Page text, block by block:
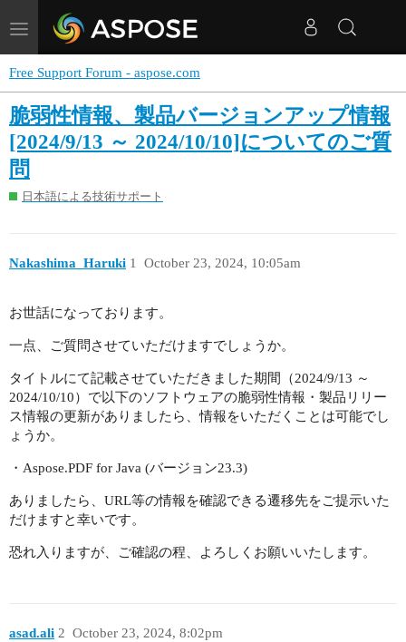
Toggle
navigation
Free Support Forum - aspose.com
脆弱性情報、製品バージョンアップ情報
[2024/9/13 ～ 2024/10/10]についてのご質
問
日本語による技術サポート
Nakashima_Haruki October 23, 2024, 10:05am
1
お世話になっております。
一点、ご質問させていただけますでしょうか。
タイトルにて記載させていただきました期間（2024/9/13 ～
2024/10/10）で以下のソフトウェアの脆弱性情報・製品リリー
ス情報の更新がありましたら、情報をいただくことは可能でし
ょうか。
・Aspose.PDF for Java (バージョン23.3)
ありましたら、URL等の情報を確認できる遷移先をご提示いた
だけますと幸いです。
恐れ入りますが、ご確認の程、よろしくお願いいたします。
asad.ali October 23, 2024, 8:02pm
2